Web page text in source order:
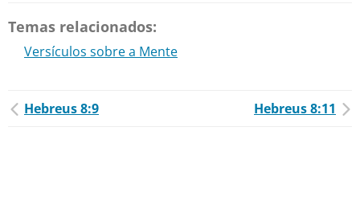
Temas relacionados:
Versículos sobre a Mente
Hebreus 8:9 Hebreus 8:11